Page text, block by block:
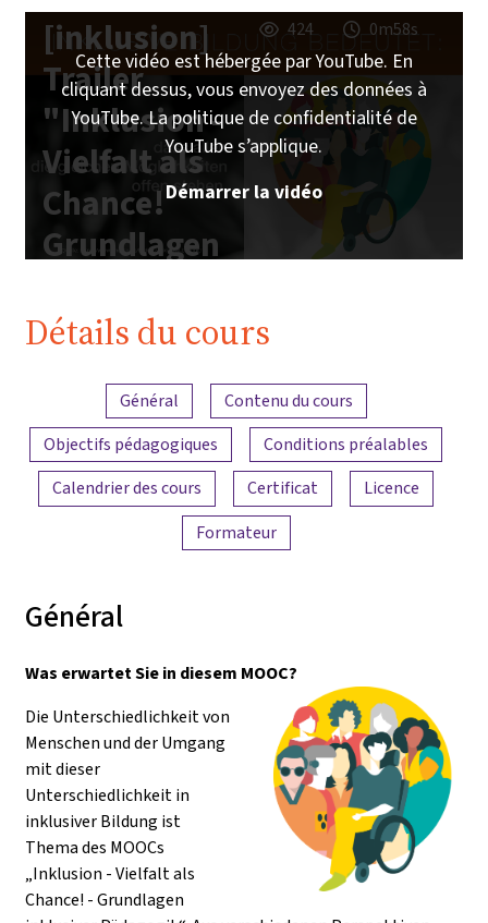
[inklusion]
Trailer
"Inklusion -
Vielfalt als
Chance!
Grundlagen
Pädagogik"
424 0m58s
Cette vidéo est hébergée par YouTube. En
cliquant dessus, vous envoyez des données à
YouTube. La politique de confidentialité de
YouTube s’applique.
Démarrer la vidéo
Détails du cours
Aperçu du contenu
Général
Contenu du cours
Objectifs pédagogiques
Conditions préalables
Calendrier des cours
Certificat
Licence
Formateur
Général
Was erwartet Sie in diesem MOOC?
Die Unterschiedlichkeit von
Menschen und der Umgang
mit dieser
Unterschiedlichkeit in
inklusiver Bildung ist
Thema des MOOCs
„Inklusion - Vielfalt als
Chance! - Grundlagen